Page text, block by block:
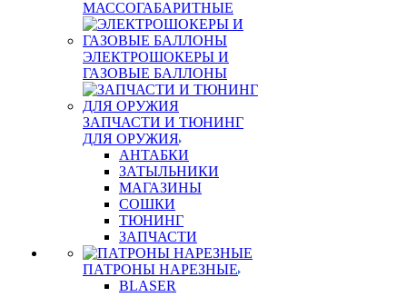
МАССОГАБАРИТНЫЕ
ЭЛЕКТРОШОКЕРЫ И
ГАЗОВЫЕ БАЛЛОНЫ
ЗАПЧАСТИ И ТЮНИНГ
ДЛЯ ОРУЖИЯ
АНТАБКИ
ЗАТЫЛЬНИКИ
МАГАЗИНЫ
СОШКИ
ТЮНИНГ
ЗАПЧАСТИ
ПАТРОНЫ НАРЕЗНЫЕ
BLASER